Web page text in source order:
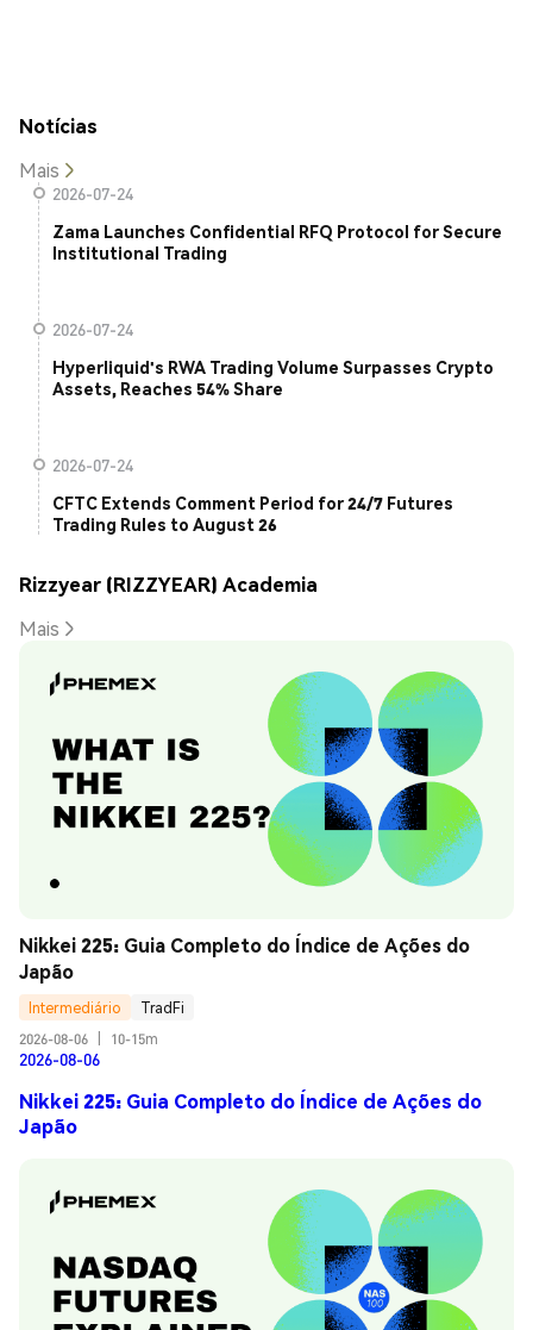
Notícias
Mais
2026-07-24
Zama Launches Confidential RFQ Protocol for Secure
Institutional Trading
2026-07-24
Hyperliquid's RWA Trading Volume Surpasses Crypto
Assets, Reaches 54% Share
2026-07-24
CFTC Extends Comment Period for 24/7 Futures
Trading Rules to August 26
Rizzyear (RIZZYEAR) Academia
Mais
Nikkei 225: Guia Completo do Índice de Ações do
Japão
Intermediário
TradFi
2026-08-06
10-15m
2026-08-06
Nikkei 225: Guia Completo do Índice de Ações do
Japão